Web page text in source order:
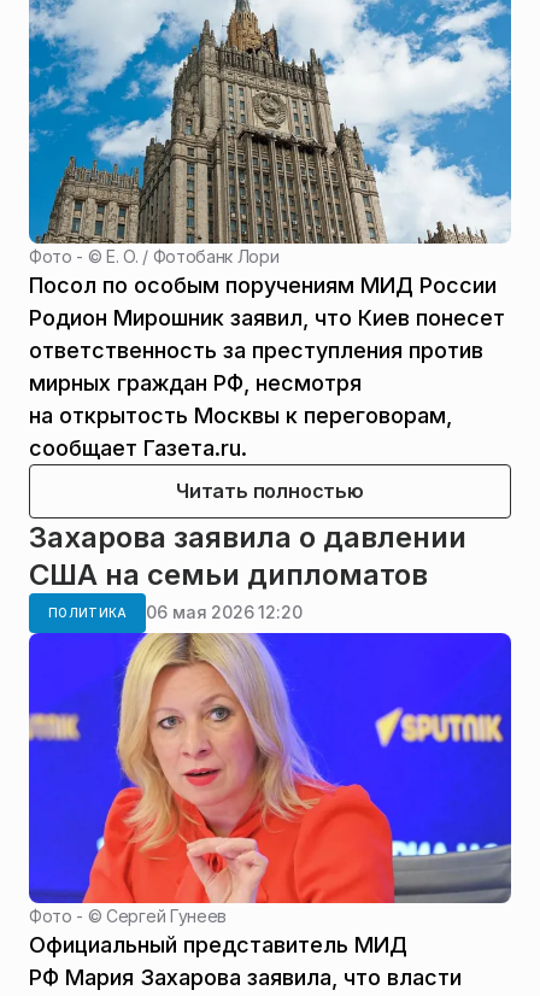
Фото - ©E. O. / Фотобанк Лори
Посол по особым поручениям МИД России
Родион Мирошник заявил, что Киев понесет
ответственность за преступления против
мирных граждан РФ, несмотря
на открытость Москвы к переговорам,
сообщает Газета.ru.
Читать полностью
Захарова заявила о давлении
США на семьи дипломатов
ПОЛИТИКА 06 мая 2026 12:20
Фото - ©Сергей Гунеев
Официальный представитель МИД
РФ Мария Захарова заявила, что власти